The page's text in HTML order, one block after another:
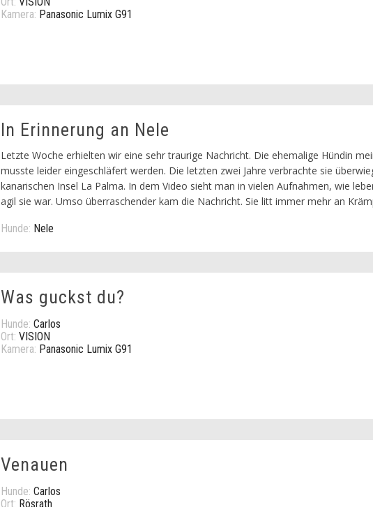
Kamera: Panasonic Lumix G91
In Erinnerung an Nele
Letzte Woche erhielten wir eine sehr traurige Nachricht. Die ehemalige Hündin
musste leider eingeschläfert werden. Die letzten zwei Jahre verbrachte sie
kanarischen Insel La Palma. In dem Video sieht man in vielen Aufnahmen, wie
agil sie war. Umso überraschender kam die Nachricht. Sie litt immer mehr an
Hunde: Nele
Was guckst du?
Hunde: Carlos
Ort: VISION
Kamera: Panasonic Lumix G91
Venauen
Hunde: Carlos
Ort: Rösrath